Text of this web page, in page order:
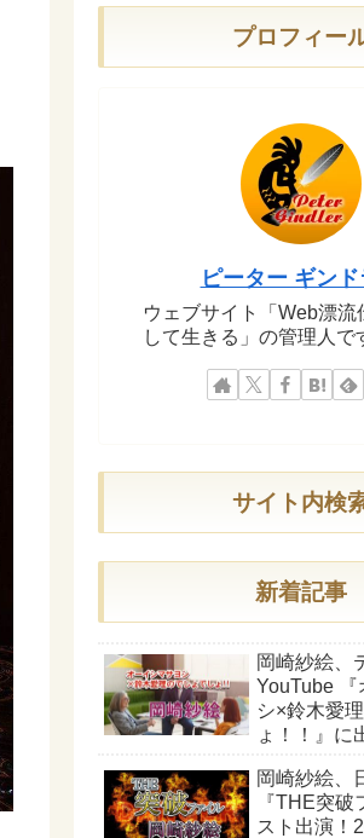
プロフィー
ピーター ギン
ウェブサイト「Web漂流
して生きる」の管理人で
サイト内検
新着記事
岡崎紗絵、
YouTube 『
シ×鈴木愛
ょ！！』に
岡崎紗絵、
『THE突
スト出演！